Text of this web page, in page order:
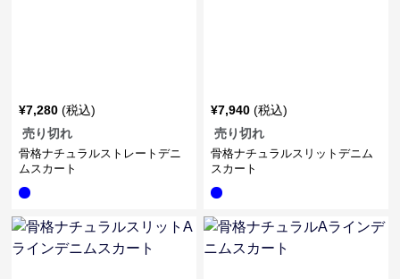
¥7,280 (税込)
売り切れ
骨格ナチュラルストレートデニ
ムスカート
¥7,940 (税込)
売り切れ
骨格ナチュラルスリットデニム
スカート